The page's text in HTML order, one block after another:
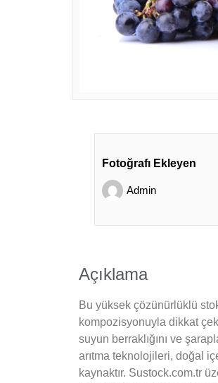
Fotoğrafı Ekleyen
Admin
Açıklama
Bu yüksek çözünürlüklü
kompozisyonuyla dikkat
suyun berraklığını ve
arıtma teknolojileri, doğal
kaynaktır. Sustock.com.tr